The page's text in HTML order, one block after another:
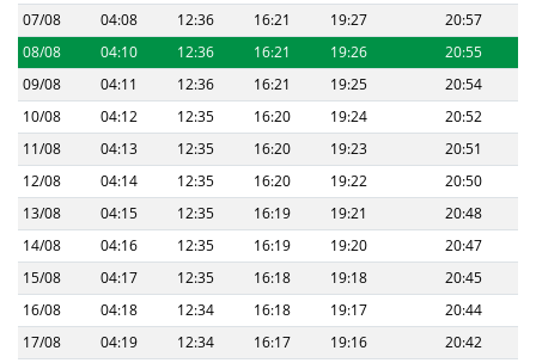
07/08
04:08 12:36 16:21 19:27
20:57
08/08
04:10 12:36 16:21 19:26
20:55
09/08
04:11 12:36 16:21 19:25
20:54
10/08
04:12 12:35 16:20 19:24
20:52
11/08
04:13 12:35 16:20 19:23
20:51
12/08
04:14 12:35 16:20 19:22
20:50
13/08
04:15 12:35 16:19 19:21
20:48
14/08
04:16 12:35 16:19 19:20
20:47
15/08
04:17 12:35 16:18 19:18
20:45
16/08
04:18 12:34 16:18 19:17
20:44
17/08
04:19 12:34 16:17 19:16
20:42